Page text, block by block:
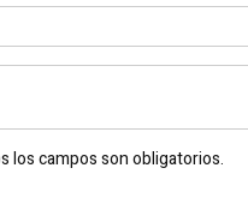
los campos son obligatorios.